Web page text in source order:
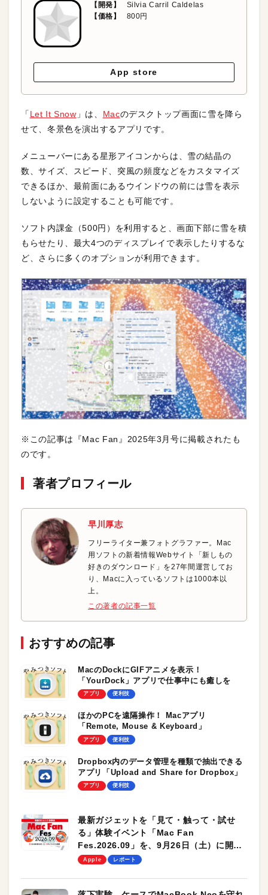
【開発】
Silvia Carril Caldelas
【価格】
800円
App store
「 Let It Snow 」は、 Macのデスクトップ画面に雪を降ら
せて、冬景色を演出するアプリです。
メニューバーにある星形アイコンからは、雪の結晶の
数、サイズ、スピード、突風の頻度などをカスタマイズ
できるほか、最前面にあるウインドウの前には雪を表示
しないように設定することも可能です。
ソフト内課金（500円）を利用すると、画面下部に雪を積
もらせたり、最大4つのディスプレイで表示したりするな
ど、さらに多くのオプションが利用できます。
※この記事は『Mac Fan』2025年3月号に掲載されたも
のです。
著者プロフィール
早川厚志
フリーライター兼フォトグラファー。Mac
用ソフトの新着情報Webサイト「新しもの
好きのダウンロード」を27年間運営してお
り、Macに入っているソフトは1000本以
上。
この著者の記事一覧
おすすめの記事
MacのDockにGIFアニメを表示！
「YourDock」アプリで仕事中にも癒しを
アプリ 便利技
ほかのPCを遠隔操作！ Macアプリ
「Remote, Mouse & Keyboard」
アプリ 便利技
Dropbox内のデータ管理を種類で抽出できる
アプリ「Upload and Share for Dropbox」
アプリ 便利技
最新ガジェットを「見て・触って・試せ
る」体験イベント「Mac Fan
Fes.2026.09」を、9月26日（土）に開催
します！
Apple レポート